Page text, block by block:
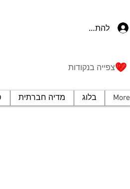
להתחברות
צפייה בנקודות
מדיה חברתית בלוג More